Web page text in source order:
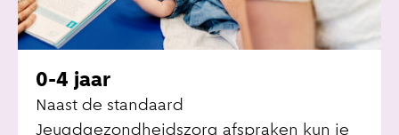
0-4 jaar
Naast de standaard
Jeugdgezondheidszorg afspraken kun je